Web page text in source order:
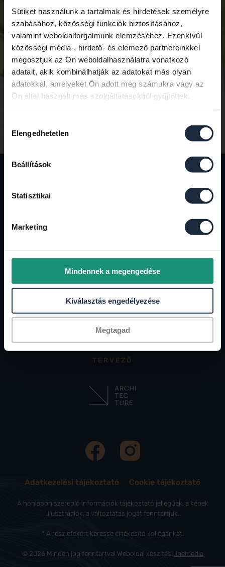
Sütiket használunk a tartalmak és hirdetések személyre
szabásához, közösségi funkciók biztosításához,
valamint weboldalforgalmunk elemzéséhez. Ezenkívül
közösségi média-, hirdető- és elemező partnereinkkel
megosztjuk az Ön weboldalhasználatra vonatkozó
adatait, akik kombinálhatják az adatokat más olyan
adatokkal, amelyeket Ön adott meg számukra vagy az
Ön által használt más szolgáltatásokból gyűjtöttek.
kiválasztása
Elengedhetetlen
Beállítások
Statisztikai
Marketing
Mindennek a megengedése
Kiválasztás engedélyezése
Megtagad
BERUHÁZÓ
GENERÁLKIVITELEZŐ MŰSZAKI ELLENŐR
TERVEZŐ
Adatkezelési tájékoztató Cookie tájékoztató
A honlapon szereplő információk tájékoztató jellegűek, a képek
illusztrációk, a változtatás jogát fenntartjuk.
* A részletekért keresse értékesítő kollégánkat!
© 2026 Minden jog fenntartva! Weboldal készítés: linemedia